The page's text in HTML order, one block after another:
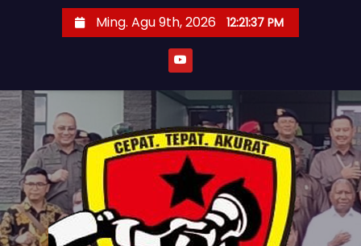
t
o
c
o
n
t
e
Ming. Agu 9th, 2026 12:21:39 PM